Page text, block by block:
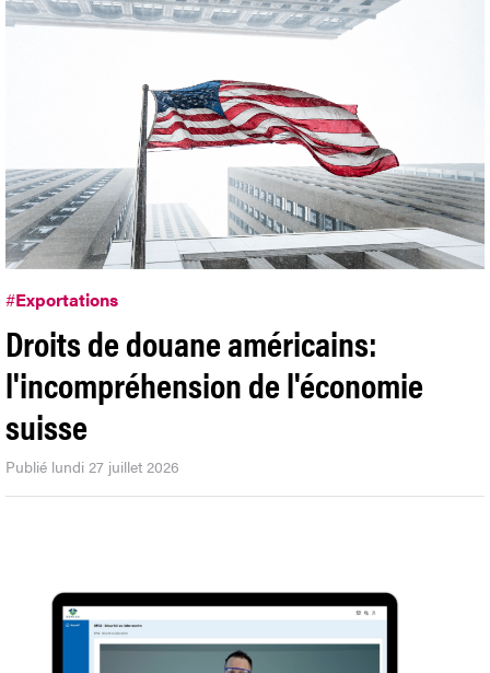
#Exportations
Droits de douane américains:
l'incompréhension de l'économie
suisse
Publié lundi 27 juillet 2026